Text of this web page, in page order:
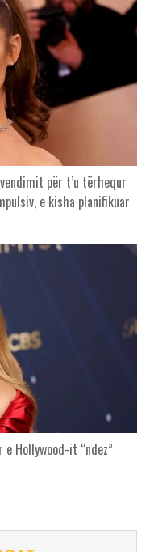
për t’u tërhequr
e kisha planifikuar
Hollywood-it “ndez”